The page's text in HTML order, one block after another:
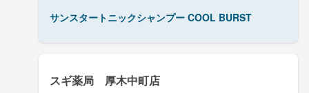
サンスタートニックシャンプー COOL BURST
スギ薬局 厚木中町店